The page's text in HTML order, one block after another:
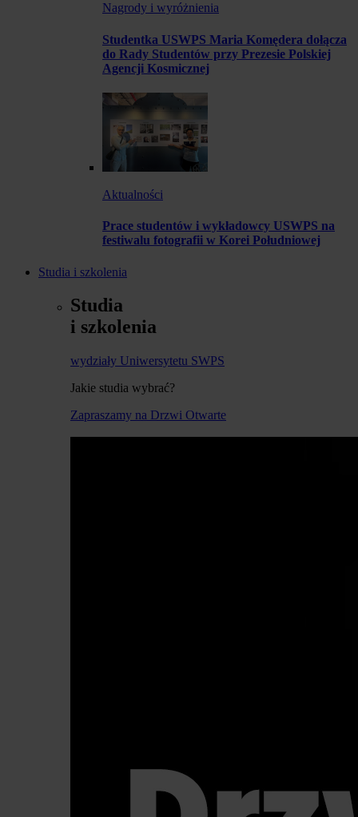
Nagrody i wyróżnienia
Studentka USWPS Maria Komędera dołącza
do Rady Studentów przy Prezesie Polskiej
Agencji Kosmicznej
Aktualności
Prace studentów i wykładowcy USWPS na
festiwalu fotografii w Korei Południowej
Studia i szkolenia
Studia
i szkolenia
wydziały Uniwersytetu SWPS
Jakie studia wybrać?
Zapraszamy na Drzwi Otwarte